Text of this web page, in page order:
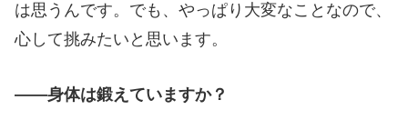
は思うんです。でも、やっぱり大変なことなので、
心して挑みたいと思います。
――身体は鍛えていますか？